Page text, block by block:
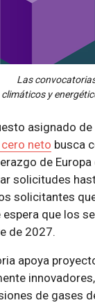
Las
climáticos y
asignado
neto busca
de
solicitudes
solicitantes
espera que los
de 2027.
apoya
de gases